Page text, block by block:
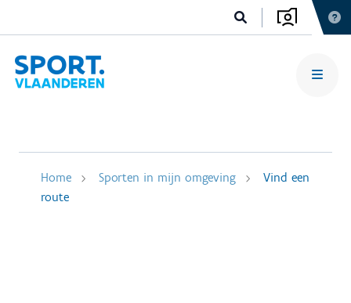
Home Sporten in mijn omgeving
Vind een
route